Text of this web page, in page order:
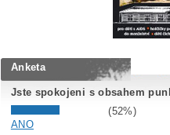
Anketa
Jste spokojeni s obsahem
(52%)
ANO